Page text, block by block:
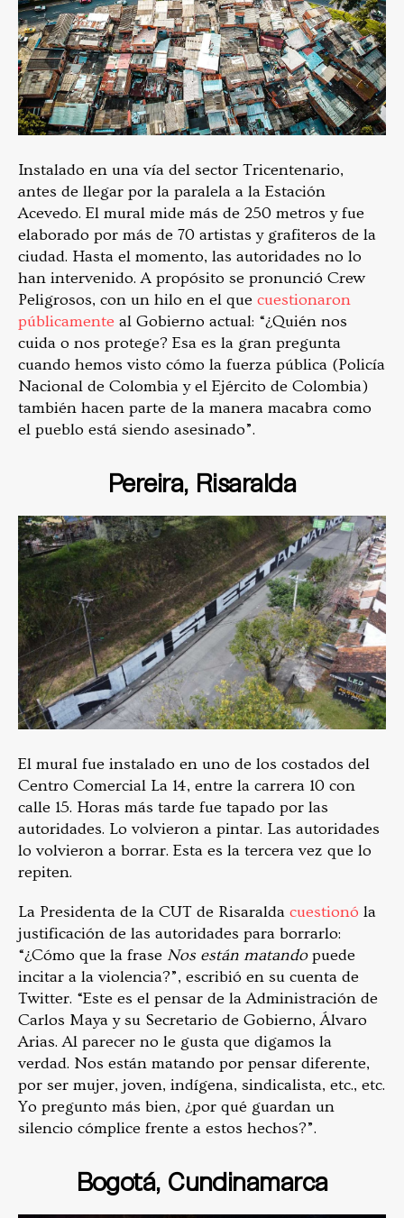
Instalado en una vía del sector Tricentenario,
antes de llegar por la paralela a la Estación
Acevedo. El mural mide más de 250 metros y fue
elaborado por más de 70 artistas y grafiteros de la
ciudad. Hasta el momento, las autoridades no lo
han intervenido. A propósito se pronunció Crew
Peligrosos, con un hilo en el que cuestionaron
públicamente al Gobierno actual: “¿Quién nos
cuida o nos protege? Esa es la gran pregunta
cuando hemos visto cómo la fuerza pública (Policía
Nacional de Colombia y el Ejército de Colombia)
también hacen parte de la manera macabra como
el pueblo está siendo asesinado”.
Pereira, Risaralda
El mural fue instalado en uno de los costados del
Centro Comercial La 14, entre la carrera 10 con
calle 15. Horas más tarde fue tapado por las
autoridades. Lo volvieron a pintar. Las autoridades
lo volvieron a borrar. Esta es la tercera vez que lo
repiten.
La Presidenta de la CUT de Risaralda cuestionó la
justificación de las autoridades para borrarlo:
“¿Cómo que la frase Nos están matandopuede
incitar a la violencia?”, escribió en su cuenta de
Twitter. “Este es el pensar de la Administración de
Carlos Maya y su Secretario de Gobierno, Álvaro
Arias. Al parecer no le gusta que digamos la
verdad. Nos están matando por pensar diferente,
por ser mujer, joven, indígena, sindicalista, etc., etc.
Yo pregunto más bien, ¿por qué guardan un
silencio cómplice frente a estos hechos?”.
Bogotá, Cundinamarca